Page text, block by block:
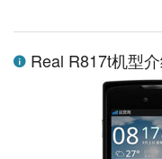
Real R817t机型